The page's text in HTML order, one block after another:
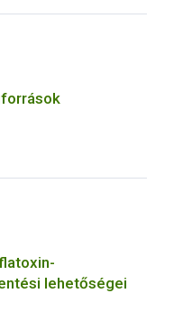
lehetőségei